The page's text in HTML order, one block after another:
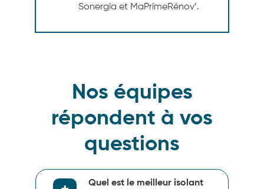
Sonergia et MaPrimeRénov’.
Nos équipes
répondent à vos
questions
Quel est le meilleur isolant